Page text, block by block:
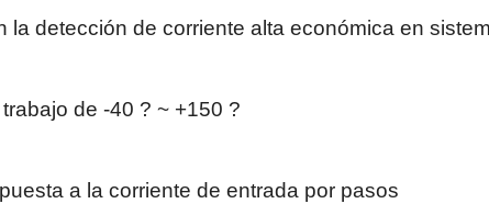
detección de corriente alta económica en
de -40 ? ~ +150 ?
a la corriente de entrada por pasos